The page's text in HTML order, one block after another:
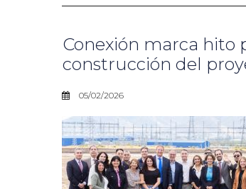
Conexión marca hito
construcción del
05/02/2026